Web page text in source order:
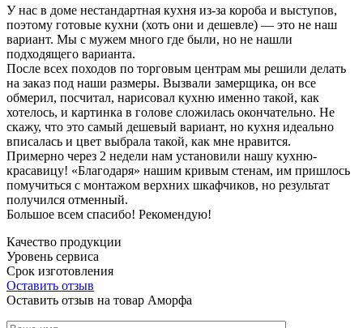
У нас в доме нестандартная кухня из-за короба и выступов,
поэтому готовые кухни (хоть они и дешевле) — это не наш
вариант. Мы с мужем много где были, но не нашли
подходящего варианта.
После всех походов по торговым центрам мы решили делать
на заказ под наши размеры. Вызвали замерщика, он все
обмерил, посчитал, нарисовал кухню именно такой, как
хотелось, и картинка в голове сложилась окончательно. Не
скажу, что это самый дешевый вариант, но кухня идеально
вписалась и цвет выбрала такой, как мне нравится.
Примерно через 2 недели нам установили нашу кухню-
красавицу! «Благодаря» нашим кривым стенам, им пришлось
помучиться с монтажом верхних шкафчиков, но результат
получился отменный.
Большое всем спасибо! Рекомендую!
Качество продукции
Уровень сервиса
Срок изготовления
Оставить отзыв
Оставить отзыв на товар Аморфа